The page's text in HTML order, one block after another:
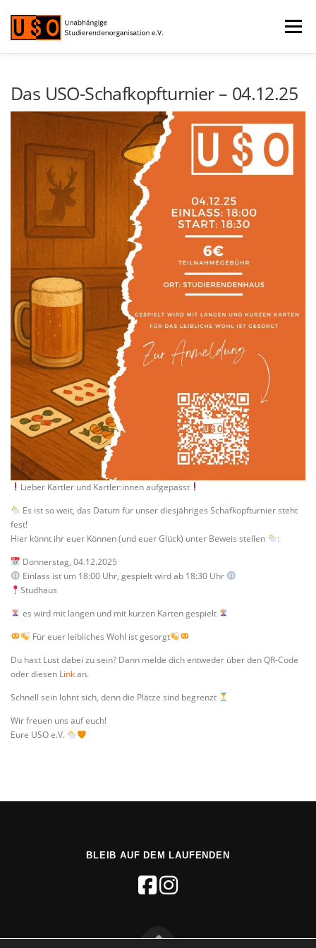
Inhalt
springen
Menü
RECHTLICHES LOGIN
Das USO-Schafkopfturnier – 04.12.25
Lieber Kartler und Kartler:innen aufgepasst
Es ist so weit, das Datum für unser diesjähriges Schafkopfturnier steht
fest!
Hier könnt ihr euer Können (und euer Glück) unter Beweis stellen
:
Donnerstag, 04.12.2025
Einlass ist um 18:00 Uhr, gespielt wird ab 18:30 Uhr
Studhaus
es wird mit langen und mit kurzen Karten gespielt
Für euer leibliches Wohl ist gesorgt
Du hast Lust dabei zu sein? Dann melde dich entweder über den QR-Code
oder diesen Linkan.
Schnell sein lohnt sich, denn die Plätze sind begrenzt
Wir freuen uns auf euch!
Eure USO e.V.
BLEIB AUF DEM LAUFENDEN